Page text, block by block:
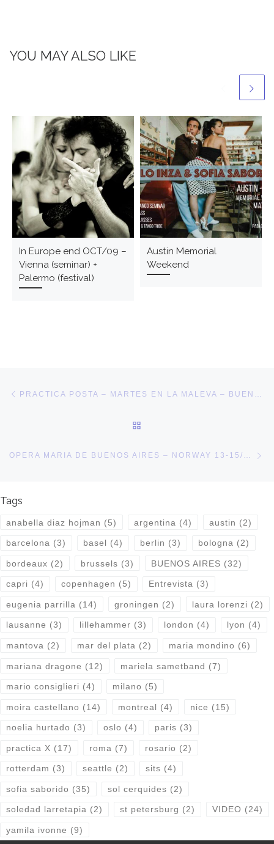
YOU MAY ALSO LIKE
In Europe end OCT/09 –
Vienna (seminar) +
Palermo (festival)
Austin Memorial
Weekend
Post navigation
OPERA MARIA DE BUENOS AIRES – NORWAY 13-15/MARCH 2015
Tags
anabella diaz hojman (5) argentina (4) austin (2)
barcelona (3) basel (4) berlin (3) bologna (2)
bordeaux (2) brussels (3) BUENOS AIRES (32)
capri (4) copenhagen (5) Entrevista (3)
eugenia parrilla (14) groningen (2) laura lorenzi (2)
lausanne (3) lillehammer (3) london (4) lyon (4)
mantova (2) mar del plata (2) maria mondino (6)
mariana dragone (12) mariela sametband (7)
mario consiglieri (4) milano (5)
moira castellano (14) montreal (4) nice (15)
noelia hurtado (3) oslo (4) paris (3)
practica X (17) roma (7) rosario (2)
rotterdam (3) seattle (2) sits (4)
sofia saborido (35) sol cerquides (2)
soledad larretapia (2) st petersburg (2) VIDEO (24)
yamila ivonne (9)